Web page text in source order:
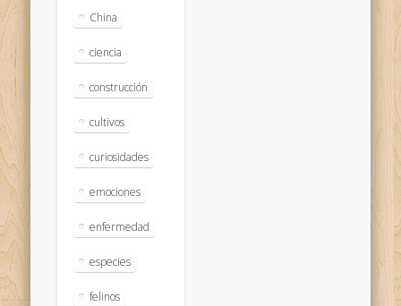
China
ciencia
construcción
cultivos
curiosidades
emociones
enfermedad
especies
felinos